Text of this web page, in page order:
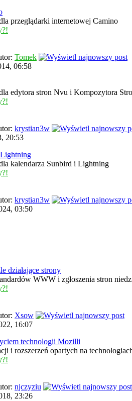
przeglądarki internetowej Camino
Tomek
06:58
edytora stron Nvu i Kompozytora
krystian3w
20:53
kalendarza Sunbird i Lightning
krystian3w
03:50
działające strony
WWW i zgłoszenia stron
Xsow
16:07
technologii Mozilli
i rozszerzeń opartych na
njczyziu
23:26